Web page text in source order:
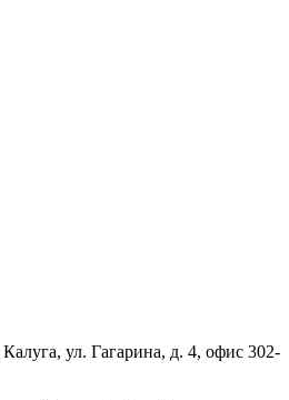
ул. Гагарина, д. 4, офис 302-